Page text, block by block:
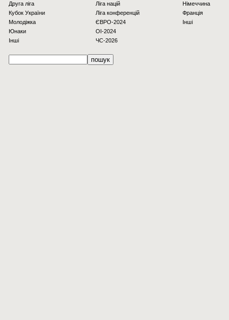
Друга ліга
Кубок України
Молодіжка
Юнаки
Інші
Ліга націй
Ліга конференцій
ЄВРО-2024
OI-2024
ЧС-2026
Німеччина
Франція
Інші